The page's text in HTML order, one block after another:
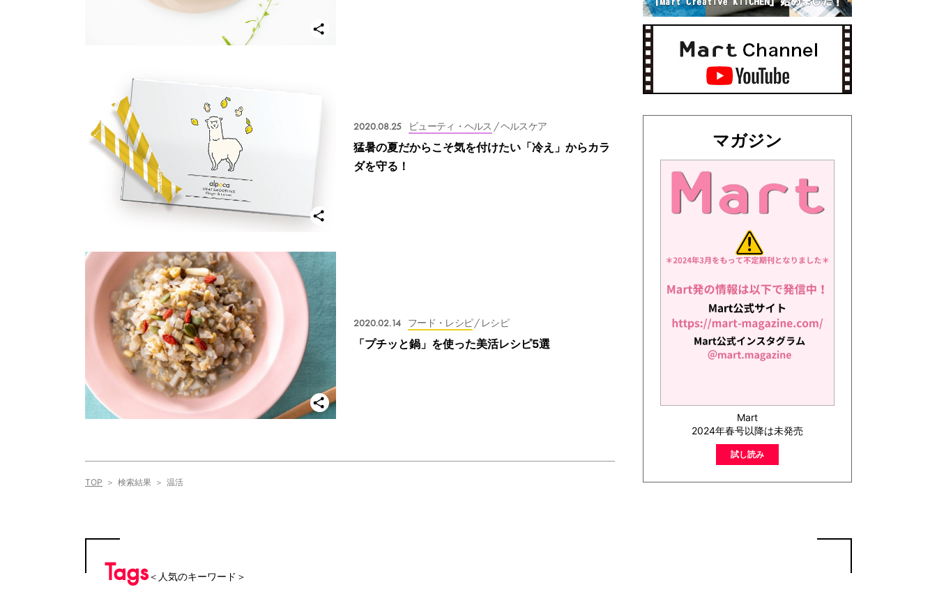
2020.08.25 ビューティ・ヘルス / ヘルスケア
猛暑の夏だからこそ気を付けたい「冷え」からカラ
ダを守る！
2020.02.14 フード・レシピ / レシピ
「プチッと鍋」を使った美活レシピ5選
TOP 検索結果 温活
マガジン
Mart
2024年春号以降は未発売
試し読み
Tags＜人気のキーワード＞